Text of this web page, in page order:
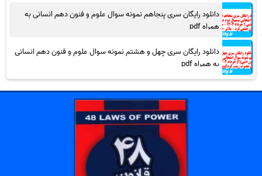
دانلود رایگان سری پنجاهم نمونه سوال علوم و فنون دهم انسانی به
همراه pdf
دانلود رایگان سری چهل و هشتم نمونه سوال علوم و فنون دهم انسانی
به همراه pdf